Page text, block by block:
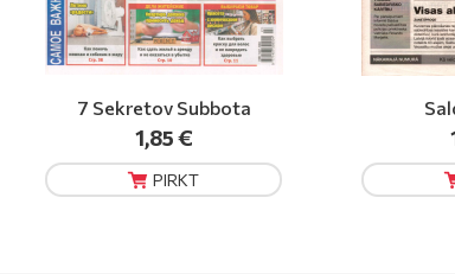
Saldus Zeme
1,20 €
PIRKT